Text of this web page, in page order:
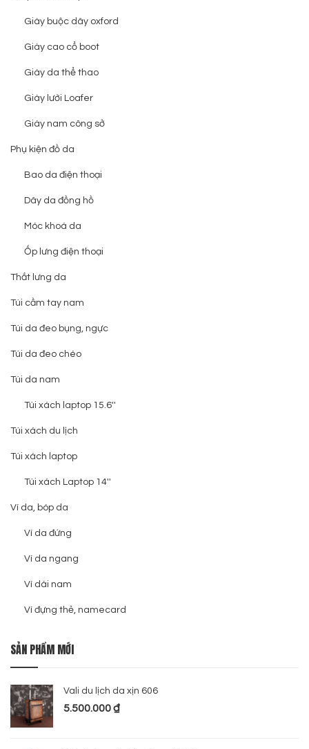
Giày buộc dây oxford
Giày cao cổ boot
Giày da thể thao
Giày lười Loafer
Giày nam công sở
Phụ kiện đồ da
Bao da điện thoại
Dây da đồng hồ
Móc khoá da
Ốp lưng điện thoại
Thắt lưng da
Túi cầm tay nam
Túi da đeo bụng, ngực
Túi da đeo chéo
Túi da nam
Túi xách laptop 15.6''
Túi xách du lịch
Túi xách laptop
Túi xách Laptop 14''
Ví da, bóp da
Ví da đứng
Ví da ngang
Ví dài nam
Ví đựng thẻ, namecard
SẢN PHẨM MỚI
Vali du lịch da xịn 606
5.500.000₫